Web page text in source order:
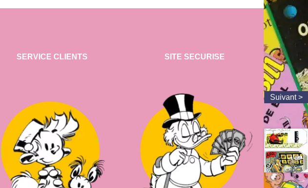
SERVICE CLIENTS SITE SECURISE